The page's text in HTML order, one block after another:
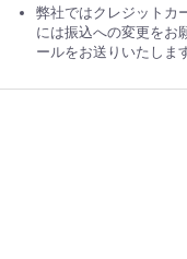
弊社ではクレジットカ
には振込への変更をお
ールをお送りいたしま